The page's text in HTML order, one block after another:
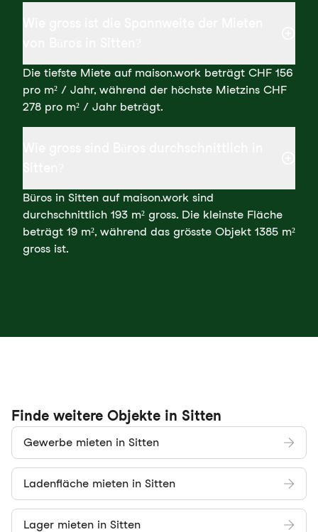
Die tiefste Miete auf maison.work beträgt CHF 156
pro m² / Jahr, während der höchste Mietzins CHF
278 pro m² / Jahr beträgt.
Büros in Sitten auf maison.work sind
durchschnittlich 193 m² gross. Die kleinste Fläche
beträgt 19 m², während das grösste Objekt 1385 m²
gross ist.
Finde weitere Objekte in Sitten
Gewerbe mieten in Sitten
Ladenfläche mieten in Sitten
Lager mieten in Sitten